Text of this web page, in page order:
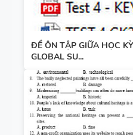
ĐỀ ÔN TẬP GIỮA HỌC
GLOBAL SU...